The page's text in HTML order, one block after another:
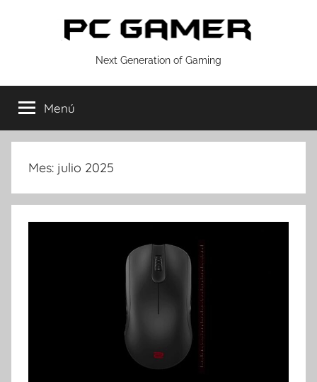
GAMER
Next Generation of Gaming
Menú
Mes: julio 2025